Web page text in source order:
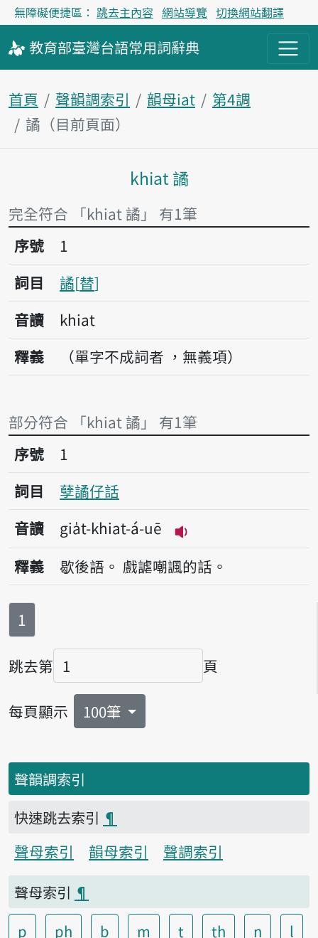
無障礙便捷區： 跳去主內容 網站導覽 切換網站翻譯
教育部臺灣台語常用詞辭典
首頁 聲韻調索引 韻母iat
第4調
譎（目前頁面）
主內容區塊
khiat 譎
完全符合 「khiat 譎」 有1筆
序號1譎
序號
1
詞目
譎 替
音讀
khiat
釋義
（單字不成詞者 ，無義項）
部分符合 「khiat 譎」 有1筆
序號1孽譎仔話
序號
1
詞目
孽譎仔話
音讀
gia̍t-khiat-á-uē
播放音讀gia̍t-khiat-
釋義 歇後語。 戲謔嘲諷的話。
第
1
跳去第
頁碼
頁
每頁顯示 100筆
聲韻調索引
快速跳去索引 ¶
聲母索引
韻母索引
聲調索引
聲母索引 ¶
p
ph b m t th n
l